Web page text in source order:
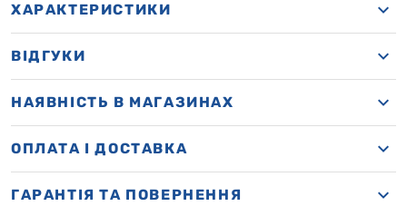
ХАРАКТЕРИСТИКИ
ВІДГУКИ
НАЯВНІСТЬ В МАГАЗИНАХ
OПЛАТА І ДОСТАВКА
ГАРАНТІЯ ТА ПОВЕРНЕННЯ